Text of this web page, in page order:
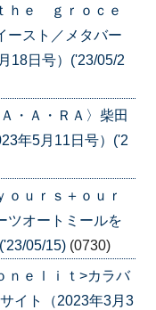
ｈｅ ｇｒｏｃｅ
スト／メタバー
18日号）('23/05/2
・Ａ・ＲＡ〉柴田
年5月11日号）('2
ｕｒｓ＋ｏｕｒ
ツオートミールを
05/15) (0730)
ｅｌｉｔ>カラバ
イト（2023年3月3